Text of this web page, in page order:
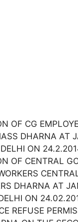
OF CG
DHARNA AT
ON
OF CENTRAL
DHARNA AT
ON
REFUSE